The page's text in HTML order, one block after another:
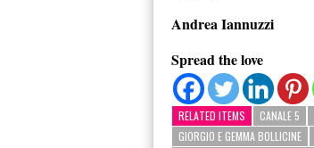
Andrea Iannuzzi
Spread the love
RELATED ITEMS CANALE 5
GIORGIO E GEMMA BOLLICINE